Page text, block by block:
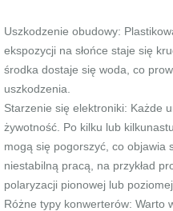
Uszkodzenie obudowy:
ekspozycji na słońce staje się
środka dostaje się woda, co
uszkodzenia.
Starzenie się elektroniki: Każde
żywotność. Po kilku lub
mogą się pogorszyć, co objawia
niestabilną pracą, na przykład
polaryzacji pionowej lub poziomej.
Różne typy konwerterów: Warto